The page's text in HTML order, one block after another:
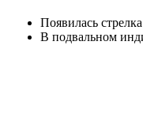
Появилась
В подвальном